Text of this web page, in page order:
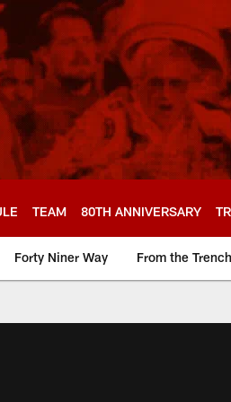
TEAM 80TH ANNIVERSARY
Forty Niner Way From the